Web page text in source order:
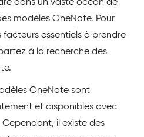
dans un vaste océan de
modèles OneNote. Pour
facteurs essentiels à prendre
à la recherche des
OneNote sont
et disponibles avec
il existe des